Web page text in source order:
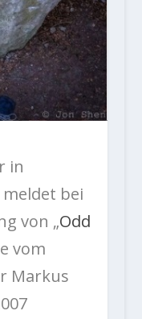
in
bei
von „Odd
vom
Markus